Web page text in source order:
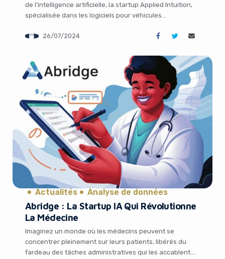
de l’intelligence artificielle, la startup Applied Intuition,
spécialisée dans les logiciels pour véhicules
300 millions de dollars. Cette opération survient à peine
de dollars en Série E. Un nouvel […]
26/07/2024
Actualités Analyse de données
Abridge : La Startup IA Qui Révolutionne
La Médecine
Imaginez un monde où les médecins peuvent se
concentrer pleinement sur leurs patients, libérés du
fardeau des tâches administratives qui les accablent.
It looks like you're
using an ad-blocker!
Yes, I will turn off Ad-Blocker
No Thanks